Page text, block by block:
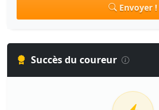
Envoyer !
Succès du coureur